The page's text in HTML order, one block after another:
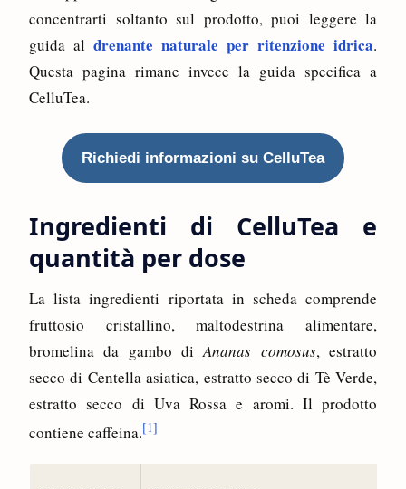
concentrarti soltanto sul prodotto, puoi leggere la
guida al drenante naturale per ritenzione idrica.
Questa pagina rimane invece la guida specifica a
CelluTea.
Richiedi informazioni su CelluTea
Ingredienti di CelluTea e
quantità per dose
La lista ingredienti riportata in scheda comprende
fruttosio cristallino, maltodestrina alimentare,
bromelina da gambo diAnanas comosus, estratto
secco di Centella asiatica, estratto secco di Tè Verde,
estratto secco di Uva Rossa e aromi. Il prodotto
contiene caffeina.[1]